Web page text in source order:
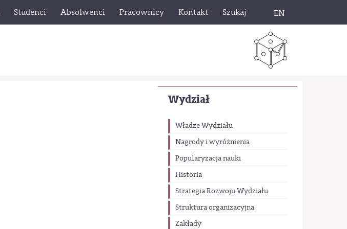
Studenci Absolwenci Pracownicy Kontakt Szukaj EN
Wydział
Władze Wydziału
Nagrody i wyróżnienia
Popularyzacja nauki
Historia
Strategia Rozwoju Wydziału
Struktura organizacyjna
Zakłady